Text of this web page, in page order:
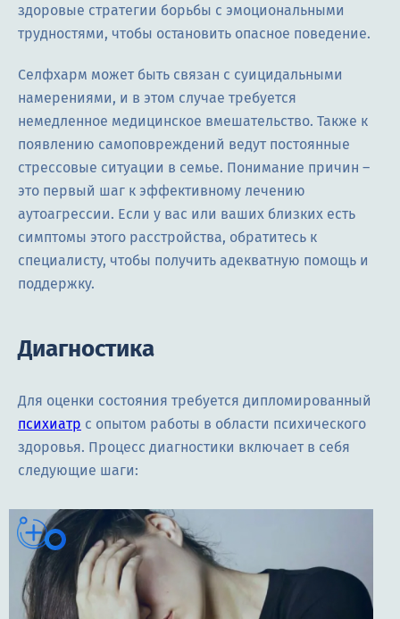
здоровые стратегии борьбы с эмоциональными
трудностями, чтобы остановить опасное поведение.
Селфхарм может быть связан с суицидальными
намерениями, и в этом случае требуется
немедленное медицинское вмешательство. Также к
появлению самоповреждений ведут постоянные
стрессовые ситуации в семье. Понимание причин –
это первый шаг к эффективному лечению
аутоагрессии. Если у вас или ваших близких есть
симптомы этого расстройства, обратитесь к
специалисту, чтобы получить адекватную помощь и
поддержку.
Диагностика
Для оценки состояния требуется дипломированный
психиатр с опытом работы в области психического
здоровья. Процесс диагностики включает в себя
следующие шаги: